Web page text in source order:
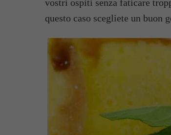
vostri ospiti senza faticare
questo caso scegliete un buon